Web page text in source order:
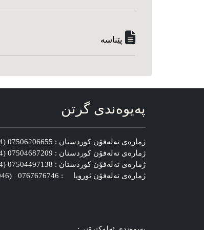
پێناسه‌
په‌یوه‌ندی گرتن
ژماره‌ی ته‌له‌فۆن کوردستان : 07506206655 (00964)
ژماره‌ی ته‌له‌فۆن کوردستان : 07504687209 (00964)
ژماره‌ی ته‌له‌فۆن کوردستان : 07504497138 (00964)
ژماره‌ی ته‌له‌فۆن ئوروپا : 0767676746 (0046)